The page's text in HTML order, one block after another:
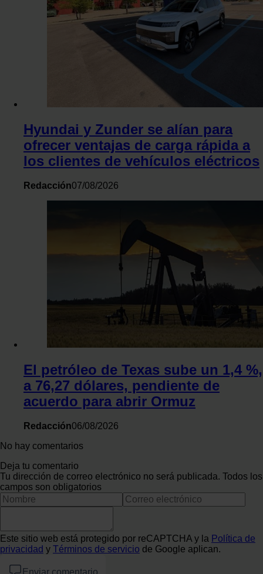
Hyundai y Zunder se alían para
ofrecer ventajas de carga rápida a
los clientes de vehículos eléctricos
Redacción07/08/2026
El petróleo de Texas sube un 1,4 %,
a 76,27 dólares, pendiente de
acuerdo para abrir Ormuz
Redacción06/08/2026
No hay comentarios
Deja tu comentario
Tu dirección de correo electrónico no será publicada. Todos los
campos son obligatorios
Este sitio web está protegido por reCAPTCHA y la Política de
privacidad y Términos de servicio de Google aplican.
Enviar comentario